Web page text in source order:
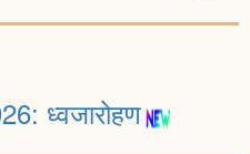
ध्वजारोहण